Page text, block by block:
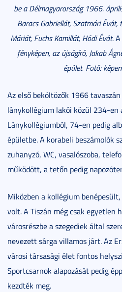
be a Délmagyarország 1966.
Baracs Gabriellát, Szatmári
Máriát, Fuchs Kamillát, Hódi Évát.
fényképen, az újságíró, Jakab
épület. Fotó:
Az első beköltözők 1966
lánykollégium lakói közül 234-en
Lánykollégiumból, 74-en pedig
épületbe. A korabeli beszámolók
zuhanyzó, WC, vasalószoba,
működött, a tetőn pedig
Miközben a kollégium
volt. A Tiszán még csak egyetlen
városrészbe a szegediek által
nevezett sárga villamos járt. Az
városi társasági élet fontos
Sportcsarnok alapozását pedig
kezdték meg.